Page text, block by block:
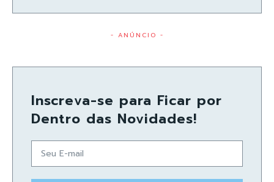
- ANÚNCIO -
Inscreva-se para Ficar por
Dentro das Novidades!